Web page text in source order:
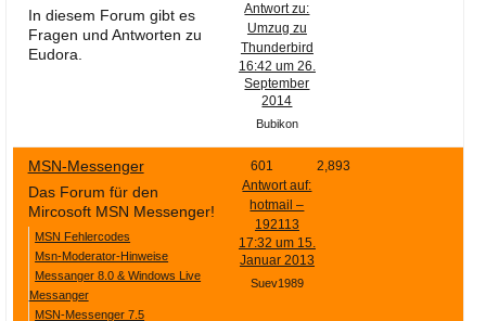
In diesem Forum gibt es
Fragen und Antworten zu
Eudora.
Antwort zu:
Umzug zu
Thunderbird
16:42 um 26.
September
2014
Bubikon
MSN-Messenger
Das Forum für den
Mircosoft MSN Messenger!
MSN Fehlercodes
Msn-Moderator-Hinweise
Messanger 8.0 & Windows Live
Messanger
MSN-Messenger 7.5
601
2,893
Antwort auf:
hotmail –
192113
17:32 um 15.
Januar 2013
Suev1989